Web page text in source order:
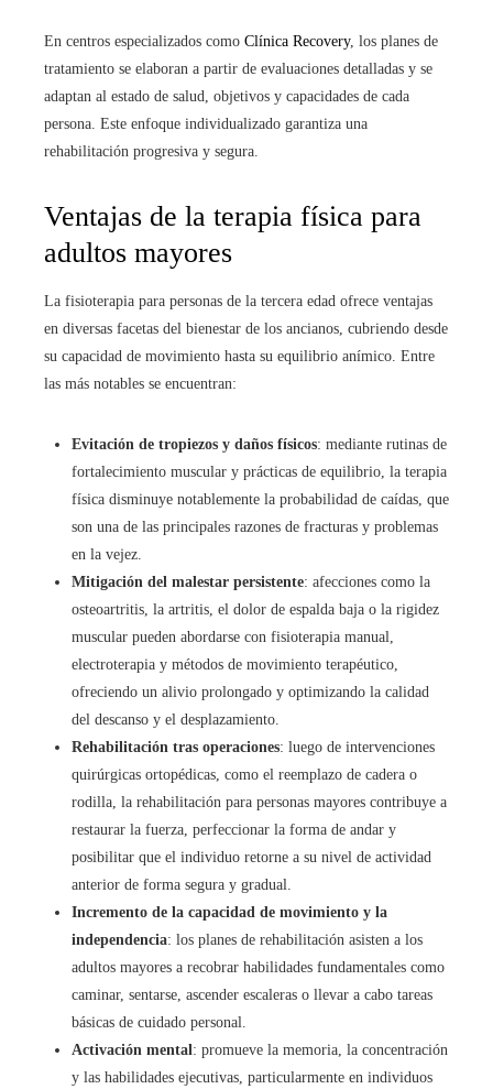
En centros especializados como Clínica Recovery, los planes de
tratamiento se elaboran a partir de evaluaciones detalladas y se
adaptan al estado de salud, objetivos y capacidades de cada
persona. Este enfoque individualizado garantiza una
rehabilitación progresiva y segura.
Ventajas de la terapia física para
adultos mayores
La fisioterapia para personas de la tercera edad ofrece ventajas
en diversas facetas del bienestar de los ancianos, cubriendo desde
su capacidad de movimiento hasta su equilibrio anímico. Entre
las más notables se encuentran:
Evitación de tropiezos y daños físicos: mediante rutinas de
fortalecimiento muscular y prácticas de equilibrio, la terapia
física disminuye notablemente la probabilidad de caídas, que
son una de las principales razones de fracturas y problemas
en la vejez.
Mitigación del malestar persistente: afecciones como la
osteoartritis, la artritis, el dolor de espalda baja o la rigidez
muscular pueden abordarse con fisioterapia manual,
electroterapia y métodos de movimiento terapéutico,
ofreciendo un alivio prolongado y optimizando la calidad
del descanso y el desplazamiento.
Rehabilitación tras operaciones: luego de intervenciones
quirúrgicas ortopédicas, como el reemplazo de cadera o
rodilla, la rehabilitación para personas mayores contribuye a
restaurar la fuerza, perfeccionar la forma de andar y
posibilitar que el individuo retorne a su nivel de actividad
anterior de forma segura y gradual.
Incremento de la capacidad de movimiento y la
independencia: los planes de rehabilitación asisten a los
adultos mayores a recobrar habilidades fundamentales como
caminar, sentarse, ascender escaleras o llevar a cabo tareas
básicas de cuidado personal.
Activación mental: promueve la memoria, la concentración
y las habilidades ejecutivas, particularmente en individuos